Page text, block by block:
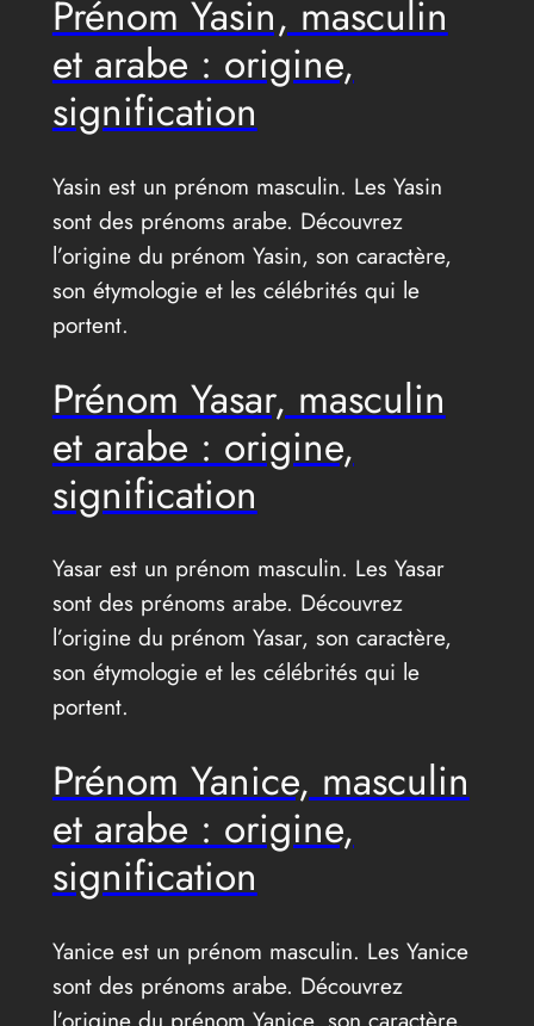
Prénom Yasin, masculin
et arabe : origine,
signification
Yasin est un prénom masculin. Les Yasin
sont des prénoms arabe. Découvrez
l’origine du prénom Yasin, son caractère,
son étymologie et les célébrités qui le
portent.
Prénom Yasar, masculin
et arabe : origine,
signification
Yasar est un prénom masculin. Les Yasar
sont des prénoms arabe. Découvrez
l’origine du prénom Yasar, son caractère,
son étymologie et les célébrités qui le
portent.
Prénom Yanice, masculin
et arabe : origine,
signification
Yanice est un prénom masculin. Les Yanice
sont des prénoms arabe. Découvrez